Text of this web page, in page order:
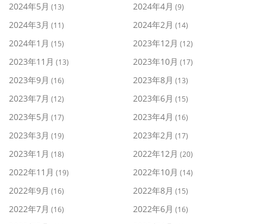
2024年5月 (13) 2024年4月 (9)
2024年3月 (11) 2024年2月 (14)
2024年1月 (15) 2023年12月 (12)
2023年11月 (13) 2023年10月 (17)
2023年9月 (16) 2023年8月 (13)
2023年7月 (12) 2023年6月 (15)
2023年5月 (17) 2023年4月 (16)
2023年3月 (19) 2023年2月 (17)
2023年1月 (18) 2022年12月 (20)
2022年11月 (19) 2022年10月 (14)
2022年9月 (16) 2022年8月 (15)
2022年7月 (16) 2022年6月 (16)